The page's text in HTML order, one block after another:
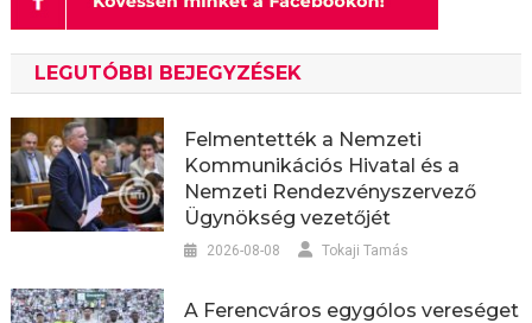
LEGUTÓBBI BEJEGYZÉSEK
Felmentették a Nemzeti
Kommunikációs Hivatal és a
Nemzeti Rendezvényszervező
Ügynökség vezetőjét
2026-08-08 Tokaji Tamás
A Ferencváros egygólos vereséget